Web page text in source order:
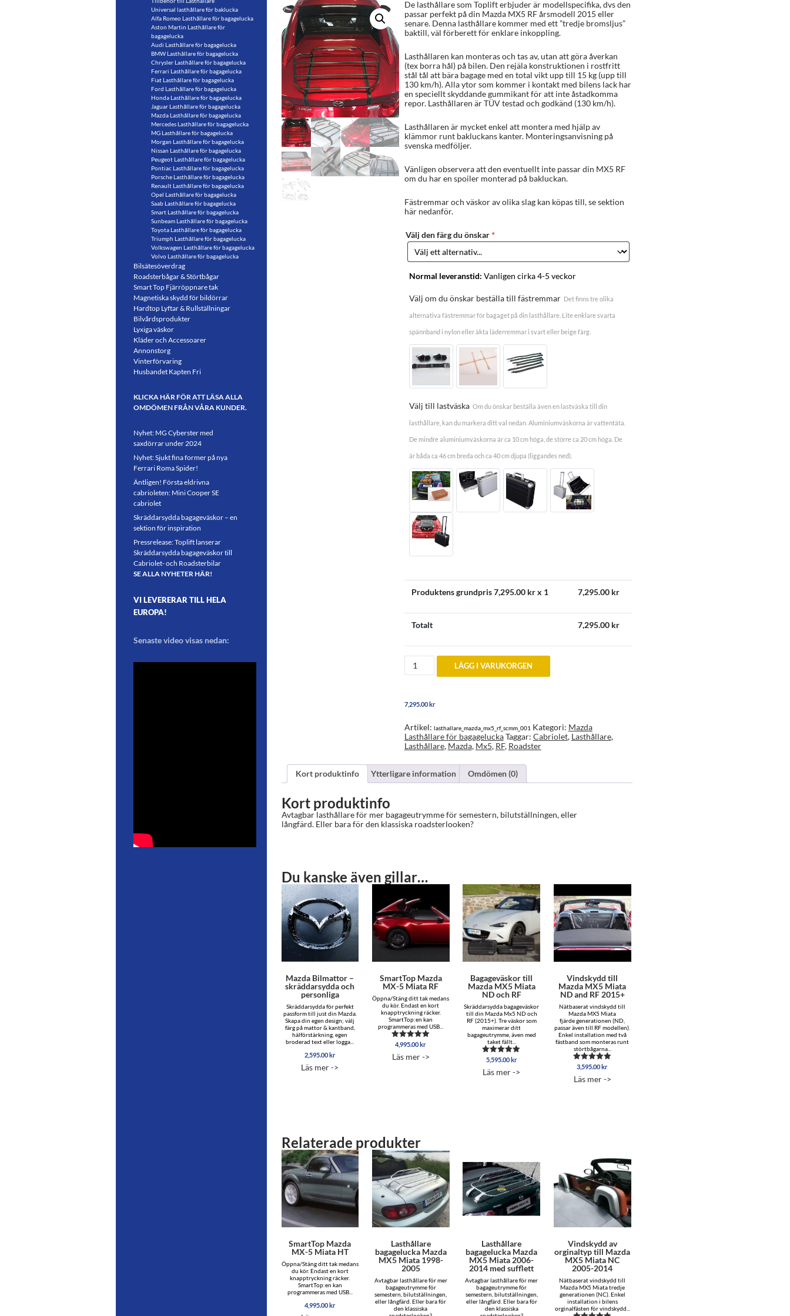
De lasthållare som Toplift erbjuder är modellspecifika, dvs den
passar perfekt på din Mazda MX5 RF årsmodell 2015 eller
senare. Denna lasthållare kommer med ett ”tredje bromsljus”
baktill, väl förberett för enklare inkoppling.
Lasthållaren kan monteras och tas av, utan att göra åverkan
(tex borra hål) på bilen. Den rejäla konstruktionen i rostfritt
stål tål att bära bagage med en total vikt upp till 15 kg (upp till
130 km/h). Alla ytor som kommer i kontakt med bilens lack har
en speciellt skyddande gummikant för att inte åstadkomma
repor. Lasthållaren är TÜV testad och godkänd (130 km/h).
Lasthållaren är mycket enkel att montera med hjälp av
klämmor runt bakluckans kanter. Monteringsanvisning på
svenska medföljer.
Vänligen observera att den eventuellt inte passar din MX5 RF
om du har en spoiler monterad på bakluckan.
Fästremmar och väskor av olika slag kan köpas till, se sektion
här nedanför.
Välj den färg du önskar *
Normal leveranstid: Vanligen cirka 4-5 veckor
Välj om du önskar beställa till fästremmar Det finns tre olika
alternativa fästremmar för bagaget på din lasthållare. Lite enklare svarta
spännband i nylon eller äkta läderremmar i svart eller beige färg.
Välj till lastväska Om du önskar beställa även en lastväska till din
lasthållare, kan du markera ditt val nedan. Aluminiumväskorna är vattentäta.
De mindre aluminiumväskorna är ca 10 cm höga, de större ca 20 cm höga. De
är båda ca 46 cm breda och ca 40 cm djupa (liggandes ned).
Produktens grundpris7,295.00kr x 1 7,295.00kr
Totalt 7,295.00kr
Lasthållare
bagagelucka
Mazda
2015
senare
mängd
LÄGG I VARUKORGEN
7,295.00kr
Artikel: lasthallare_mazda_mx5_rf_scmm_001 Kategori: Mazda
Lasthållare för bagageluckaTaggar: Cabriolet, Lasthållare,
Lasthållare, Mazda, Mx5, RF, Roadster
Kort produktinfo Ytterligare information Omdömen (0)
Kort produktinfo
Avtagbar lasthållare för mer bagageutrymme för semestern, bilutställningen, eller
långfärd. Eller bara för den klassiska roadsterlooken?
Du kanske även gillar…
Mazda Bilmattor –
skräddarsydda och
personliga
Skräddarsydda för perfekt
passform till just din Mazda.
Skapa din egen design; välj
färg på mattor & kantband,
hälförstärkning, egen
broderad text eller logga...
2,595.00kr
Läs mer ->
SmartTop Mazda
MX-5 Miata RF
Öppna/Stäng ditt tak medans
du kör. Endast en kort
knapptryckning räcker.
SmartTop:en kan
programmeras med USB...
Betygsatt
av 5
4,995.00kr
Läs mer ->
Bagageväskor till
Mazda MX5 Miata
ND och RF
Skräddarsydda bagageväskor
till din Mazda Mx5 ND och
RF (2015+). Tre väskor som
maximerar ditt
bagageutrymme, även med
taket fällt...
Betygsatt
av 5
5,595.00kr
Läs mer ->
Vindskydd till
Mazda MX5 Miata
ND and RF 2015+
Nätbaserat vindskydd till
Mazda MX5 Miata
fjärde generationen (ND,
passar även till RF modellen).
Enkel installation med två
fästband som monteras runt
störtbågarna...
Betygsatt
av 5
3,595.00kr
Läs mer ->
Relaterade produkter
SmartTop Mazda
MX-5 Miata HT
Öppna/Stäng ditt tak medans
du kör. Endast en kort
knapptryckning räcker.
SmartTop:en kan
programmeras med USB...
4,995.00kr
Lasthållare
bagagelucka Mazda
MX5 Miata 1998-
2005
Avtagbar lasthållare för mer
bagageutrymme för
semestern, bilutställningen,
eller långfärd. Eller bara för
den klassiska
Lasthållare
bagagelucka Mazda
MX5 Miata 2006-
2014 med sufflett
Avtagbar lasthållare för mer
bagageutrymme för
semestern, bilutställningen,
eller långfärd. Eller bara för
den klassiska
Vindskydd av
orginaltyp till Mazda
MX5 Miata NC
2005-2014
Nätbaserat vindskydd till
Mazda MX5 Miata tredje
generationen (NC). Enkel
installation i bilens
orginalfästen för vindskydd...
Universal lasthållare för baklucka
Alfa Romeo Lasthållare för bagagelucka
Aston Martin Lasthållare för
bagagelucka
Audi Lasthållare för bagagelucka
BMW Lasthållare för bagagelucka
Chrysler Lasthållare för bagagelucka
Ferrari Lasthållare för bagagelucka
Fiat Lasthållare för bagagelucka
Ford Lasthållare för bagagelucka
Honda Lasthållare för bagagelucka
Jaguar Lasthållare för bagagelucka
Mazda Lasthållare för bagagelucka
Mercedes Lasthållare för bagagelucka
MG Lasthållare för bagagelucka
Morgan Lasthållare för bagagelucka
Nissan Lasthållare för bagagelucka
Peugeot Lasthållare för bagagelucka
Pontiac Lasthållare för bagagelucka
Porsche Lasthållare för bagagelucka
Renault Lasthållare för bagagelucka
Opel Lasthållare för bagagelucka
Saab Lasthållare för bagagelucka
Smart Lasthållare för bagagelucka
Sunbeam Lasthållare för bagagelucka
Toyota Lasthållare för bagagelucka
Triumph Lasthållare för bagagelucka
Volkswagen Lasthållare för bagagelucka
Volvo Lasthållare för bagagelucka
Bilsätesöverdrag
Roadsterbågar & Störtbågar
Smart Top Fjärröppnare tak
Magnetiska skydd för bildörrar
Hardtop Lyftar & Rullställningar
Bilvårdsprodukter
Lyxiga väskor
Kläder och Accessoarer
Annonstorg
Vinterförvaring
Husbandet Kapten Fri
KLICKA HÄR FÖR ATT LÄSA ALLA
OMDÖMEN FRÅN VÅRA KUNDER.
Nyhet: MG Cyberster med
saxdörrar under 2024
Nyhet: Sjukt fina former på nya
Ferrari Roma Spider!
Äntligen! Första eldrivna
cabrioleten: Mini Cooper SE
cabriolet
Skräddarsydda bagageväskor – en
sektion för inspiration
Pressrelease: Toplift lanserar
Skräddarsydda bagageväskor till
Cabriolet- och Roadsterbilar
SE ALLA NYHETER HÄR!
VI LEVERERAR TILL HELA
EUROPA!
Senaste video visas nedan: